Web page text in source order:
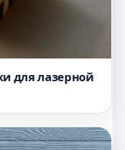
для лазерной